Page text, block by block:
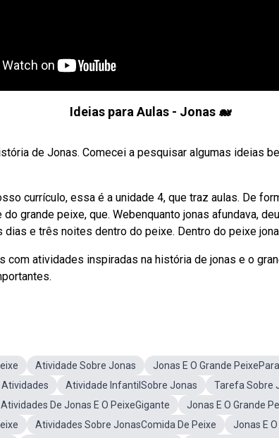
Ideias para Aulas - Jonas 🐋
de Jonas. Comecei a pesquisar algumas ideias
currículo, essa é a unidade 4, que traz aulas. De
grande peixe, que. Webenquanto jonas afundava,
dias e três noites dentro do peixe. Dentro do peixe
com atividades inspiradas na história de jonas e o
Atividade Sobre Jonas
Jonas E O Grande
Atividades
Atividade InfantilSobre Jonas
Tarefa Sobre
Atividades De Jonas E O PeixeGigante
Jonas E O Grande
Atividades Sobre JonasComida De Peixe
Jonas E